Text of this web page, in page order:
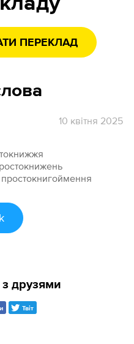
ПЕРЕКЛАД
10 квітня 2025
з друзями
Твіт